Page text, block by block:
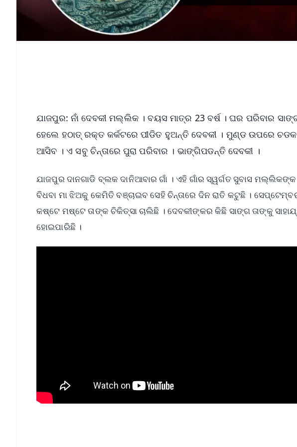
ଯାଜପୁର: ନାଁ ଦେବକୀ ମଲ୍ଲିକ । ବୟସ ମାତ୍ର 23 ବର୍ଷ । ଘର ପରିବାର
ହେଲେ ହଠାତ୍ ରକ୍ତ କର୍କଟରେ ପୀଡିତ ହୁଅନ୍ତି ଦେବକୀ । ମୁଣ୍ଡ ଉପରେ
ଆସିବ । ଏ ସବୁ ଚିନ୍ତାରେ ପୁରା ପରିବାର । ଭାଙ୍ଗିପଡନ୍ତି ଦେବକୀ ।
ଯାଜପୁର ଦାନଗାଡି ବ୍ଲକ ଦାନିଆବାର ଗାଁ । ଏହି ଗାଁର ସ୍ୱର୍ଗତ ସୁବାସ
ବିଧବା ମା ଝିଅକୁ କେମିତି ବଞ୍ଚାଇବ ସେହି ଚିନ୍ତାରେ ଦିନ ରାତି କଟୁଛି ।
କଷ୍ଟେ ମଷ୍ଟେ ତାଙ୍କ ଚିକିତ୍ସା ଚାଲିଛି । ଦେବକୀଙ୍କର କିଛି ସାଙ୍ଗ ତାଙ୍କୁ
ହୋଇପାରିଛି ।